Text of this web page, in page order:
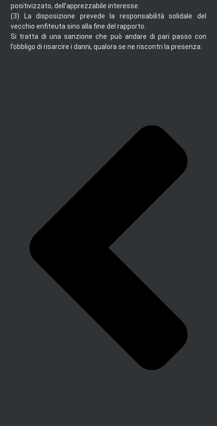
positivizzato, dell’apprezzabile interesse.
(3)
La disposizione prevede la responsabilità solidale del
vecchio enfiteuta sino alla fine del rapporto.
Si tratta di una sanzione che può andare di pari passo con
l’obbligo di risarcire i danni, qualora se ne riscontri la presenza.